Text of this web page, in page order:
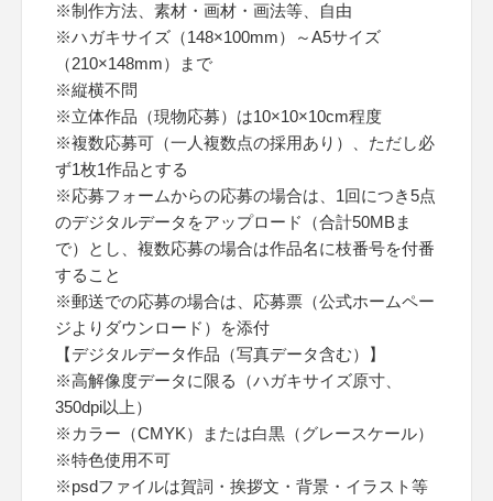
※制作方法、素材・画材・画法等、自由
※ハガキサイズ（148×100mm）～A5サイズ
（210×148mm）まで
※縦横不問
※立体作品（現物応募）は10×10×10cm程度
※複数応募可（一人複数点の採用あり）、ただし必
ず1枚1作品とする
※応募フォームからの応募の場合は、1回につき5点
のデジタルデータをアップロード（合計50MBま
で）とし、複数応募の場合は作品名に枝番号を付番
すること
※郵送での応募の場合は、応募票（公式ホームペー
ジよりダウンロード）を添付
【デジタルデータ作品（写真データ含む）】
※高解像度データに限る（ハガキサイズ原寸、
350dpi以上）
※カラー（CMYK）または白黒（グレースケール）
※特色使用不可
※psdファイルは賀詞・挨拶文・背景・イラスト等